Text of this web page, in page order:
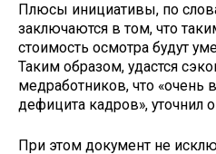
Плюсы инициативы, по
заключаются в том, что
стоимость осмотра будут
Таким образом, удастся
медработников, что «очень
дефицита кадров», уточнил
При этом документ не